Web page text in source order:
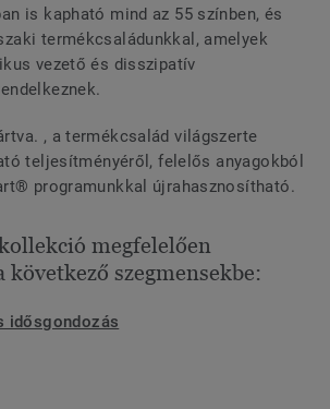
is kapható mind az 55 színben, és
termékcsaládunkkal, amelyek
vezető és disszipatív
, a termékcsalád világszerte
teljesítményéről, felelős anyagokból
programunkkal újrahasznosítható.
megfelelően
következő szegmensekbe:
idősgondozás